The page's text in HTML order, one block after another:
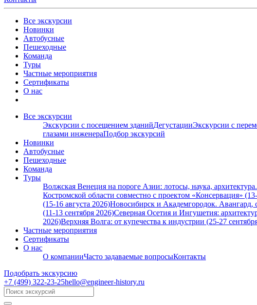
Все экскурсии
Новинки
Автобусные
Пешеходные
Команда
Туры
Частные мероприятия
Сертификаты
О нас
Все экскурсии
Экскурсии с посещением зданийДегустацииЭкскурсии с
глазами инженераПодбор экскурсий
Новинки
Автобусные
Пешеходные
Команда
Туры
Волжская Венеция на пороге Азии: лотосы, наука,
Костромской области совместно с проектом «Консервация»
(15-16 августа 2026)Новосибирск и Академгородок. Авангард,
(11-13 сентября 2026)Северная Осетия и Ингушетия:
2026)Верхняя Волга: от купечества к индустрии (25-27
Частные мероприятия
Сертификаты
О нас
О компанииЧасто задаваемые вопросыКонтакты
Подобрать экскурсию
+7 (499) 322-23-25hello@engineer-history.ru